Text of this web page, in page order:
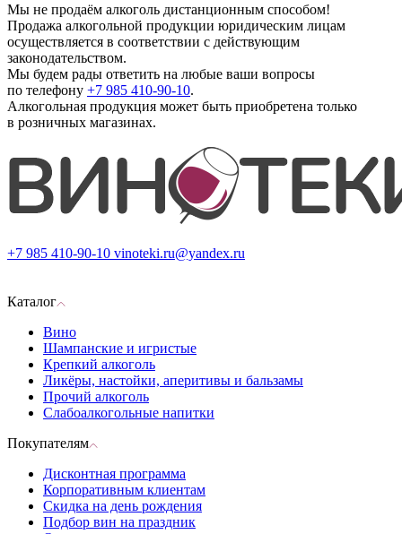
Мы не продаём алкоголь дистанционным способом!
Продажа алкогольной продукции юридическим лицам
осуществляется в соответствии с действующим
законодательством.
Мы будем рады ответить на любые ваши вопросы
по телефону +7 985 410-90-10.
Алкогольная продукция может быть приобретена только
в розничных магазинах.
+7 985 410-90-10 vinoteki.ru@yandex.ru
Каталог
Вино
Шампанские и игристые
Крепкий алкоголь
Ликёры, настойки, аперитивы и бальзамы
Прочий алкоголь
Слабоалкогольные напитки
Покупателям
Дисконтная программа
Корпоративным клиентам
Скидка на день рождения
Подбор вин на праздник